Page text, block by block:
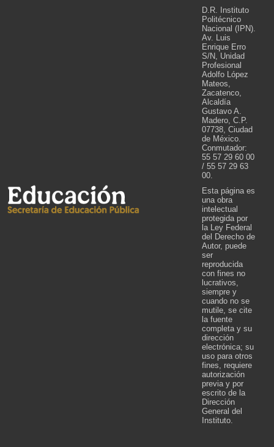
D.R. Instituto
Politécnico
Nacional (IPN).
Av. Luis
Enrique Erro
S/N, Unidad
Profesional
Adolfo López
Mateos,
Zacatenco,
Alcaldía
Gustavo A.
Madero, C.P.
07738, Ciudad
de México.
Conmutador:
55 57 29 60 00
/ 55 57 29 63
00.
Esta página es
una obra
intelectual
protegida por
la Ley Federal
del Derecho de
Autor, puede
ser
reproducida
con fines no
lucrativos,
siempre y
cuando no se
mutile, se cite
la fuente
completa y su
dirección
electrónica; su
uso para otros
fines, requiere
autorización
previa y por
escrito de la
Dirección
General del
Instituto.